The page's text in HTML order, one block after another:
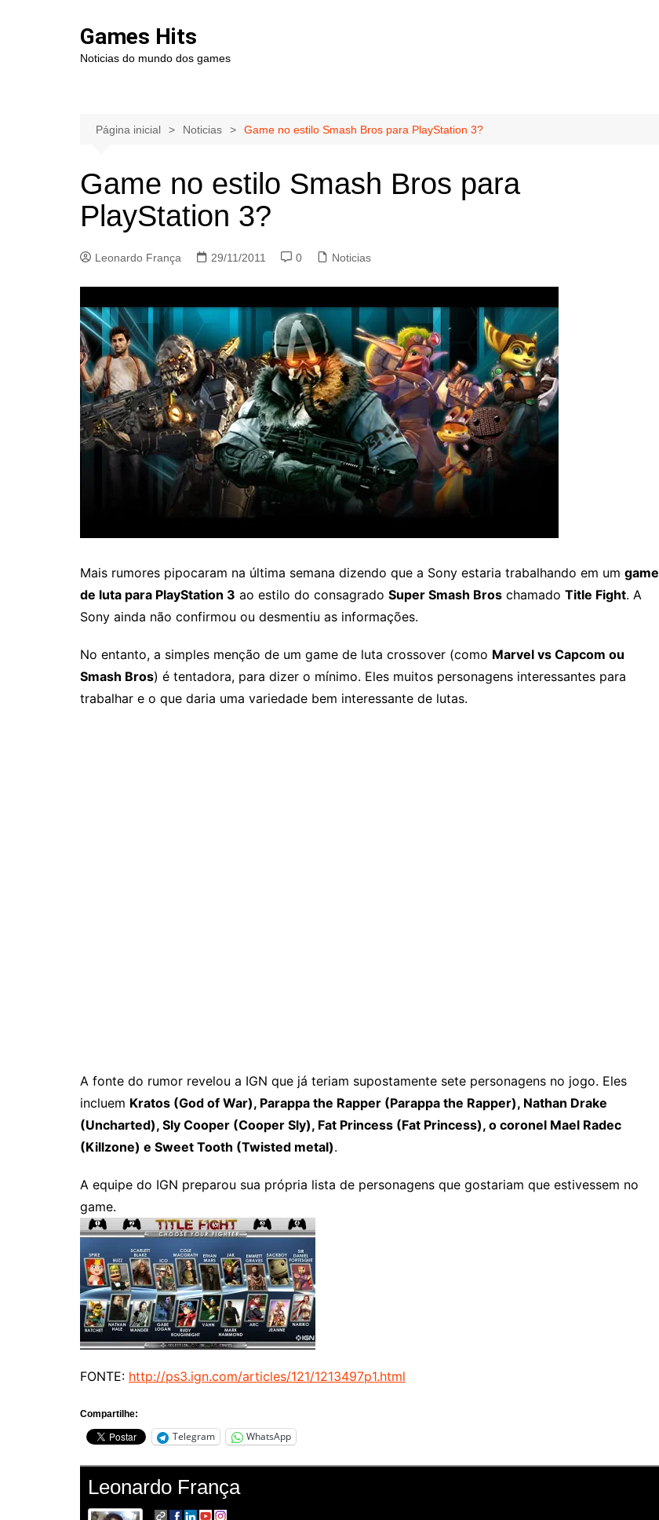
Games Hits
Noticias do mundo dos games
Página inicial Noticias Game no estilo Smash Bros para PlayStation 3?
Game no estilo Smash Bros para
PlayStation 3?
Leonardo França 29/11/2011 0 Noticias
Mais rumores pipocaram na última semana dizendo que a Sony estaria trabalhando em um game
de luta para PlayStation 3 ao estilo do consagrado Super Smash Bros chamado Title Fight. A
Sony ainda não confirmou ou desmentiu as informações.
No entanto, a simples menção de um game de luta crossover (como Marvel vs Capcom ou
Smash Bros) é tentadora, para dizer o mínimo. Eles muitos personagens interessantes para
trabalhar e o que daria uma variedade bem interessante de lutas.
A fonte do rumor revelou a IGN que já teriam supostamente sete personagens no jogo. Eles
incluem Kratos (God of War), Parappa the Rapper (Parappa the Rapper), Nathan Drake
(Uncharted), Sly Cooper (Cooper Sly), Fat Princess (Fat Princess), o coronel Mael Radec
(Killzone) e Sweet Tooth (Twisted metal).
A equipe do IGN preparou sua própria lista de personagens que gostariam que estivessem no
game.
FONTE: http://ps3.ign.com/articles/121/1213497p1.html
Compartilhe:
Telegram WhatsApp
Leonardo França